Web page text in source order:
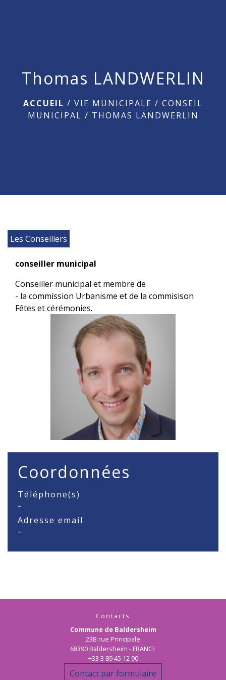
Thomas LANDWERLIN
ACCUEIL / VIE MUNICIPALE / CONSEIL
MUNICIPAL / THOMAS LANDWERLIN
Les Conseillers
conseiller municipal
Conseiller municipal et membre de
- la commission Urbanisme et de la commisison
Fêtes et cérémonies.
Coordonnées
Téléphone(s)
-
Adresse email
-
Contacts
Commune de Baldersheim
23B rue Principale
68390 Baldersheim - FRANCE
+33 3 89 45 12 90
Contact par formulaire